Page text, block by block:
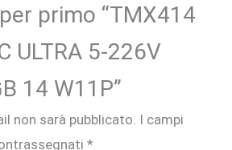
primo “TMX414
ULTRA 5-226V
14 W11P”
non sarà pubblicato. I campi
*